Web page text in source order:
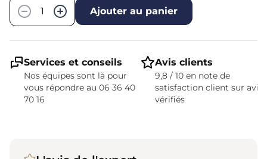
−
+ Ajouter au panier
Services et conseils
Nos équipes sont là pour
vous répondre au 06 36 40
70 16
Avis clients
9,8 / 10 en note de
satisfaction client sur avis
vérifiés